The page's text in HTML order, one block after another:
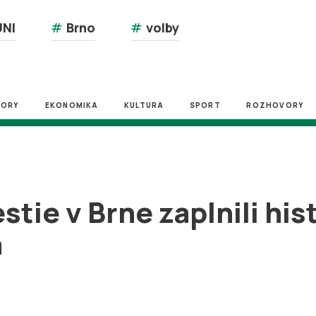
# Brno # volby
EKONOMIKA KULTURA SPORT ROZHOVORY
v Brne zaplnili